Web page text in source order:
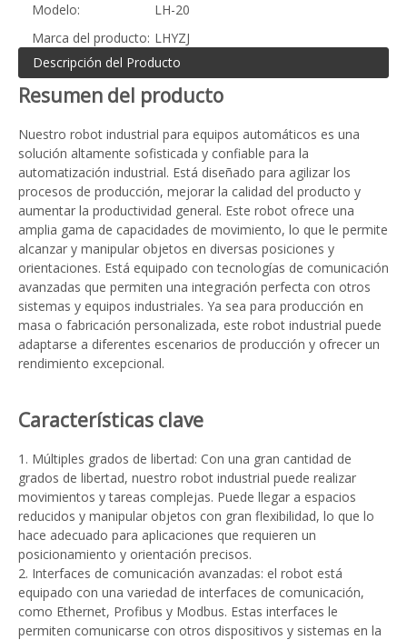
Modelo:
LH-20
Marca del producto: LHYZJ
Descripción del Producto
Resumen del producto
Nuestro robot industrial para equipos automáticos es una
solución altamente sofisticada y confiable para la
automatización industrial. Está diseñado para agilizar los
procesos de producción, mejorar la calidad del producto y
aumentar la productividad general. Este robot ofrece una
amplia gama de capacidades de movimiento, lo que le permite
alcanzar y manipular objetos en diversas posiciones y
orientaciones. Está equipado con tecnologías de comunicación
avanzadas que permiten una integración perfecta con otros
sistemas y equipos industriales. Ya sea para producción en
masa o fabricación personalizada, este robot industrial puede
adaptarse a diferentes escenarios de producción y ofrecer un
rendimiento excepcional.
Características clave
1. Múltiples grados de libertad: Con una gran cantidad de
grados de libertad, nuestro robot industrial puede realizar
movimientos y tareas complejas. Puede llegar a espacios
reducidos y manipular objetos con gran flexibilidad, lo que lo
hace adecuado para aplicaciones que requieren un
posicionamiento y orientación precisos.
2. Interfaces de comunicación avanzadas: el robot está
equipado con una variedad de interfaces de comunicación,
como Ethernet, Profibus y Modbus. Estas interfaces le
permiten comunicarse con otros dispositivos y sistemas en la